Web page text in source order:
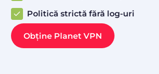
Politică strictă fără log-uri
Obține Planet VPN